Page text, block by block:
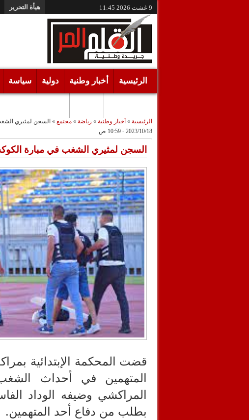
9 غشت 2026 11:45 هيأة التحرير
الرئيسية أخبار وطنية دولية سياسة
الرئيسية » أخبار وطنية» رياضة» مجتمع» السجن لمثيري
2023/10/18 - 10:59 ص
السجن لمثيري الشغب في مبارة
قضت المحكمة الإبتدائية
المتهمين في أحداث
المراكشي وضيفه الوداد
بطلب من دفاع أحد المتهمين.